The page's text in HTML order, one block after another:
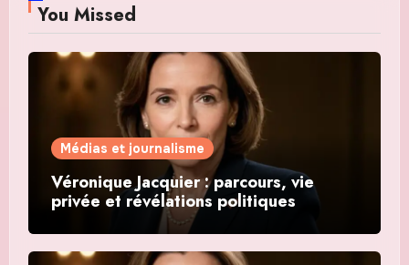
You Missed
Médias et journalisme
Véronique Jacquier : parcours, vie
privée et révélations politiques